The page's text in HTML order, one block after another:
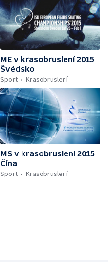
ME v krasobruslení 2015
Švédsko
Sport
Krasobruslení
MS v krasobruslení 2015
Čína
Sport
Krasobruslení